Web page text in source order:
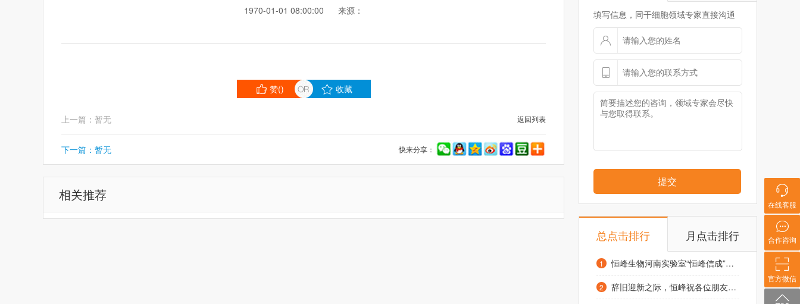
1970-01-01 08:00:00 来源：
赞() 收藏
上一篇：暂无 返回列表
下一篇：暂无 快来分享：
相关推荐
填写信息，同干细胞领域专家直接沟通
提交
总点击排行 月点击排行
1 恒峰生物河南实验室“恒峰信成”项目启动仪式在凤泉区举行
2 辞旧迎新之际，恒峰祝各位朋友元旦快乐，阖家幸福！
在线客服
合作咨询
官方微信